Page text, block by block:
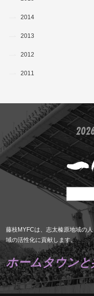
2014
2013
2012
2011
藤枝MYFCは、志太榛原地域の
域の活性化に貢献します。
ホームタウンと